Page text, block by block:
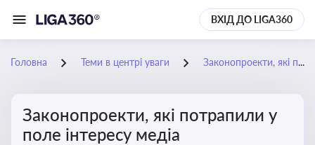
ВХІД ДО LIGA360
Головна Теми в центрі уваги Законопроекти, які потрапили у поле інтересу медіа
Законопроекти, які потрапили у
поле інтересу медіа